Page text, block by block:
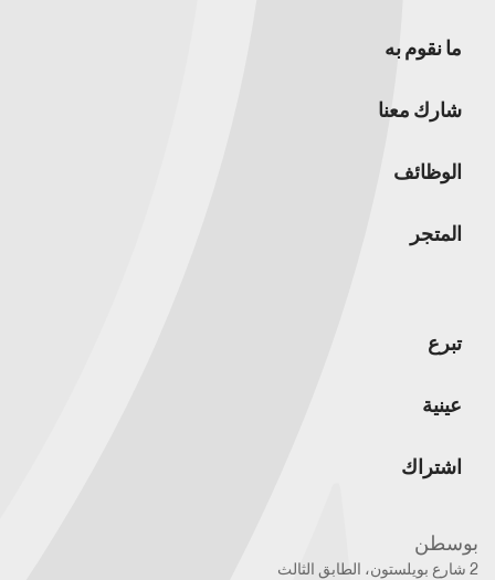
ما نقوم به
شارك معنا
الوظائف
المتجر
تبرع
عينية
اشتراك
بوسطن
2 شارع بويلستون، الطابق الثالث